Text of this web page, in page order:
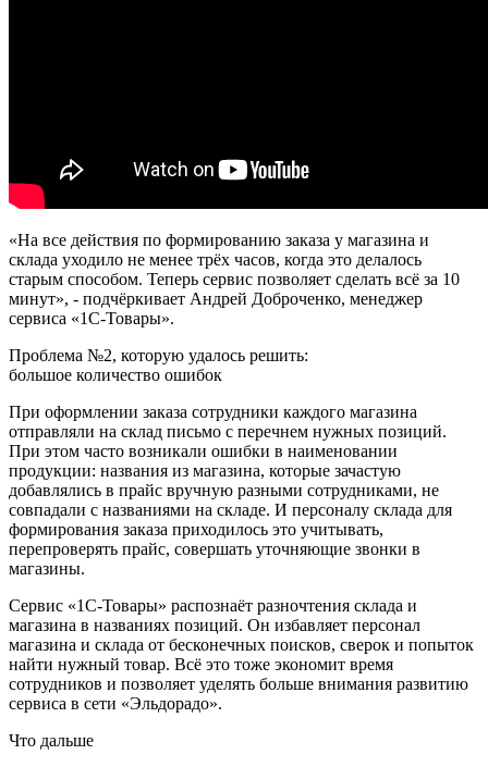
«На все действия по формированию заказа у магазина и
склада уходило не менее трёх часов, когда это делалось
старым способом. Теперь сервис позволяет сделать всё за 10
минут», - подчёркивает Андрей Доброченко, менеджер
сервиса «1С-Товары».
Проблема №2, которую удалось решить:
большое количество ошибок
При оформлении заказа сотрудники каждого магазина
отправляли на склад письмо с перечнем нужных позиций.
При этом часто возникали ошибки в наименовании
продукции: названия из магазина, которые зачастую
добавлялись в прайс вручную разными сотрудниками, не
совпадали с названиями на складе. И персоналу склада для
формирования заказа приходилось это учитывать,
перепроверять прайс, совершать уточняющие звонки в
магазины.
Сервис «1С-Товары» распознаёт разночтения склада и
магазина в названиях позиций. Он избавляет персонал
магазина и склада от бесконечных поисков, сверок и попыток
найти нужный товар. Всё это тоже экономит время
сотрудников и позволяет уделять больше внимания развитию
сервиса в сети «Эльдорадо».
Что дальше